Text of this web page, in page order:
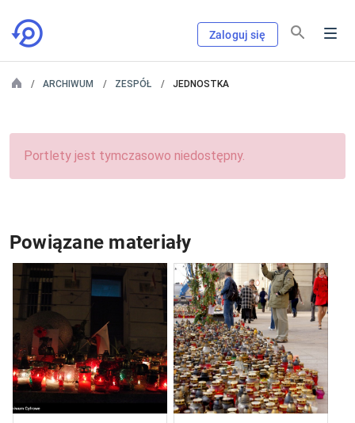
Zaloguj się
ARCHIWUM ZESPÓŁ JEDNOSTKA
Portlety jest tymczasowo niedostępny.
Powiązane materiały